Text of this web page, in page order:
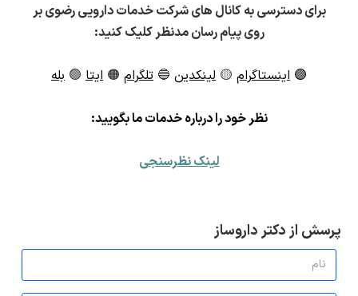
برای دسترسی به کانال های شرکت خدمات دارویی رضوی بر
روی پیام رسان مدنظر کلیک کنید:
🟣 اینستاگرام 🟡 لینکدین 🔵 تلگرام 🟠 ایتا 🟢 بله
نظر خود را درباره خدمات ما بگویید:
لینک نظرسنجی
پرسش از دکتر داروساز